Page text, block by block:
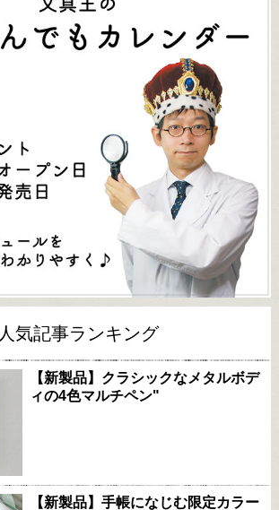
人気記事ランキング
【新製品】クラシックなメタルボデ
ィの4色マルチペン"
【新製品】手帳になじむ限定カラー